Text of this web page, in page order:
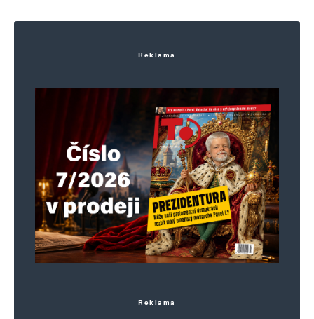
Informujte mě o nových příspěvcích e-mailem.
Alternative:
Reklama
Reklama